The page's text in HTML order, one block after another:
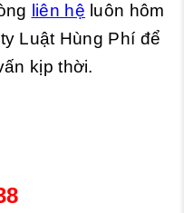
liên hệ luôn hôm
Luật Hùng Phí để
kịp thời.